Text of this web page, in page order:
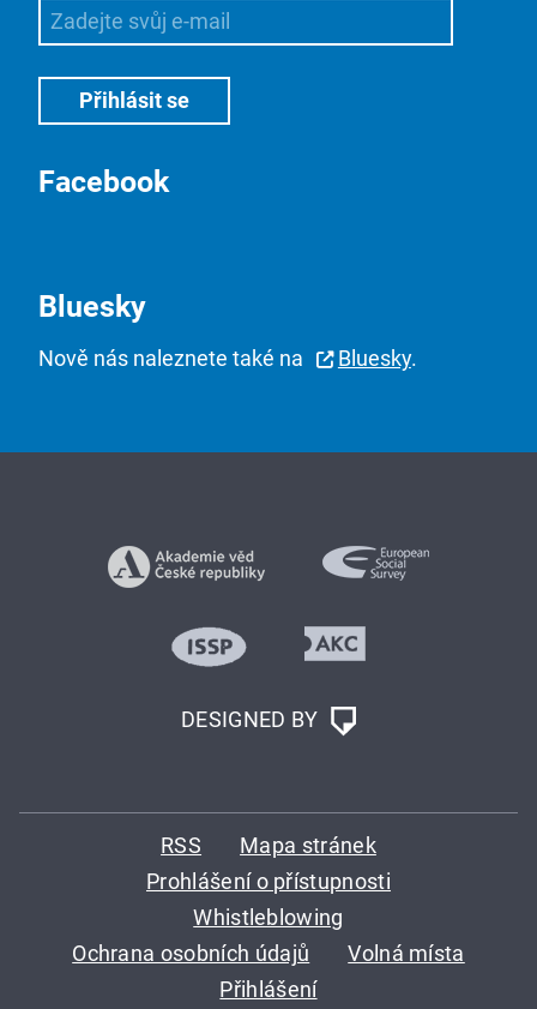
Facebook
Bluesky
Nově nás naleznete také na Bluesky.
DESIGNED BY
RSS
Mapa stránek
Prohlášení o přístupnosti
Whistleblowing
Ochrana osobních údajů
Volná místa
Přihlášení